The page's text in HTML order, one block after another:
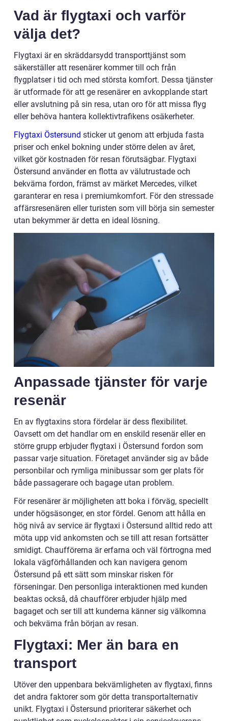
Vad är flygtaxi och varför
välja det?
Flygtaxi är en skräddarsydd transporttjänst som
säkerställer att resenärer kommer till och från
flygplatser i tid och med största komfort. Dessa tjänster
är utformade för att ge resenärer en avkopplande start
eller avslutning på sin resa, utan oro för att missa flyg
eller behöva hantera kollektivtrafikens osäkerheter.
Flygtaxi Östersund sticker ut genom att erbjuda fasta
priser och enkel bokning under större delen av året,
vilket gör kostnaden för resan förutsägbar. Flygtaxi
Östersund använder en flotta av välutrustade och
bekväma fordon, främst av märket Mercedes, vilket
garanterar en resa i premiumkomfort. För den stressade
affärsresenären eller turisten som vill börja sin semester
utan bekymmer är detta en ideal lösning.
Anpassade tjänster för varje
resenär
En av flygtaxins stora fördelar är dess flexibilitet.
Oavsett om det handlar om en enskild resenär eller en
större grupp erbjuder flygtaxi i Östersund fordon som
passar varje situation. Företaget använder sig av både
personbilar och rymliga minibussar som ger plats för
både passagerare och bagage utan problem.
För resenärer är möjligheten att boka i förväg, speciellt
under högsäsonger, en stor fördel. Genom att hålla en
hög nivå av service är flygtaxi i Östersund alltid redo att
möta upp vid ankomsten och se till att resan fortsätter
smidigt. Chaufförerna är erfarna och väl förtrogna med
lokala vägförhållanden och kan navigera genom
Östersund på ett sätt som minskar risken för
förseningar. Den personliga interaktionen med kunden
beaktas också, då chaufförer erbjuder hjälp med
bagaget och ser till att kunderna känner sig välkomna
och bekväma från början av resan.
Flygtaxi: Mer än bara en
transport
Utöver den uppenbara bekvämligheten av flygtaxi, finns
det andra faktorer som gör detta transportalternativ
unikt. Flygtaxi i Östersund prioriterar säkerhet och